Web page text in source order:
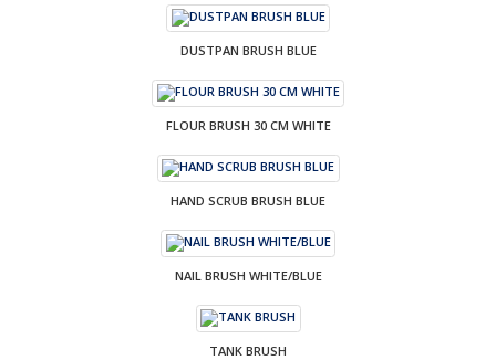
DUSTPAN BRUSH BLUE
FLOUR BRUSH 30 CM WHITE
HAND SCRUB BRUSH BLUE
NAIL BRUSH WHITE/BLUE
TANK BRUSH